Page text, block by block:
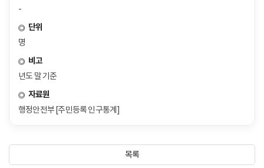
-
단위
명
비고
년도 말 기준
자료원
행정안전부 [주민등록 인구통계]
목록